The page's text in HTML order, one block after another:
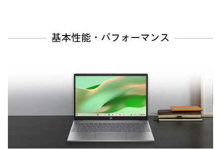
基本性能・パフォーマンス